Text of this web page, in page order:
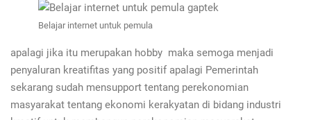
Belajar internet untuk pemula
apalagi jika itu merupakan hobby maka semoga menjadi
penyaluran kreatifitas yang positif apalagi Pemerintah
sekarang sudah mensupport tentang perekonomian
masyarakat tentang ekonomi kerakyatan di bidang industri